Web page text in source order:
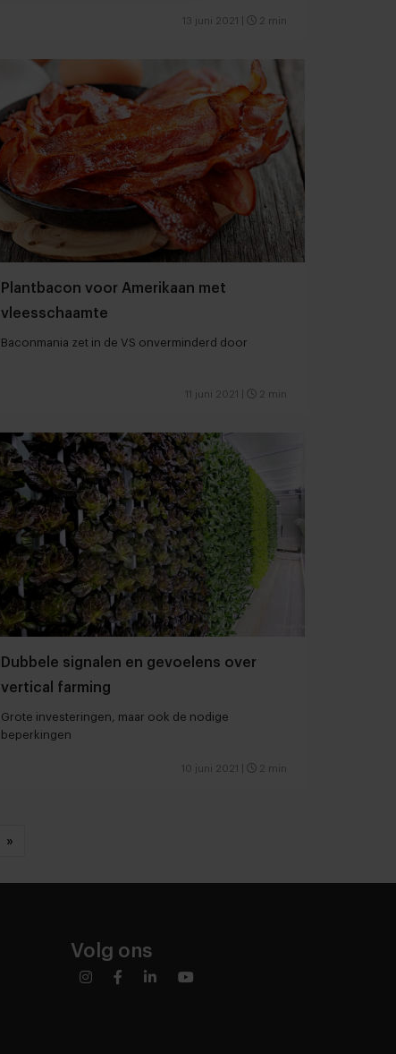
13 juni 2021 2 min
Plantbacon voor Amerikaan met
vleesschaamte
Baconmania zet in de VS onverminderd door
11 juni 2021 2 min
Dubbele signalen en gevoelens over
vertical farming
Grote investeringen, maar ook de nodige
beperkingen
10 juni 2021 2 min
»
Volg ons